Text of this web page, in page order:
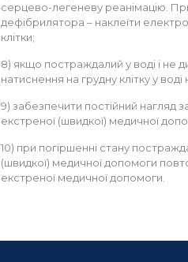
серцево-легеневу реанімацію.
дефібрилятора – наклеїти
клітки;
8) якщо постраждалий у воді і не
натиснення на грудну клітку у
9) забезпечити постійний нагляд
екстреної (швидкої) медичної
10) при погіршенні стану
(швидкої) медичної допомоги
екстреної медичної допомоги.